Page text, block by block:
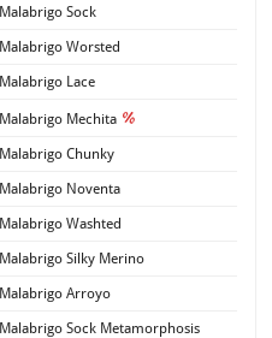
Malabrigo Sock
Malabrigo Worsted
Malabrigo Lace
Malabrigo Mechita
Malabrigo Chunky
Malabrigo Noventa
Malabrigo Washted
Malabrigo Silky Merino
Malabrigo Arroyo
Malabrigo Sock Metamorphosis